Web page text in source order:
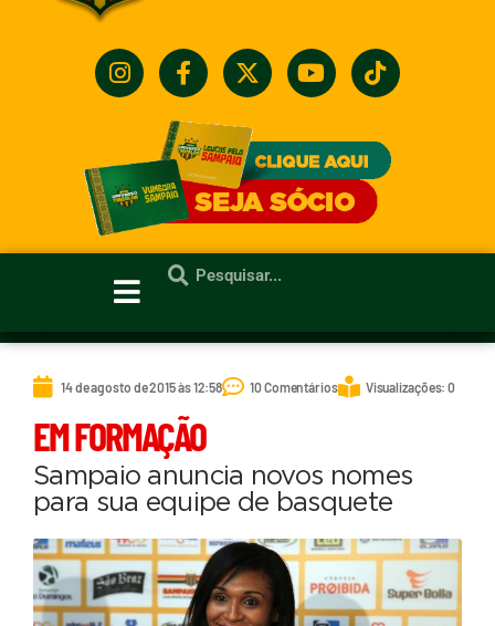
14 de agosto de 2015 às 12:58 10 Comentários Visualizações: 0
EM FORMAÇÃO
Sampaio anuncia novos nomes
para sua equipe de basquete